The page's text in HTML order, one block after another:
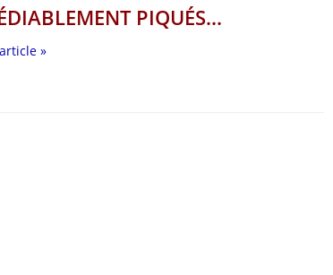
PIQUÉS...
»